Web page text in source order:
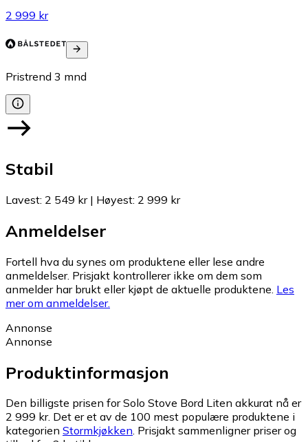
2 999 kr
Pristrend 3 mnd
Stabil
Lavest: 2 549 kr| Høyest: 2 999 kr
Anmeldelser
Fortell hva du synes om produktene eller lese andre
anmeldelser. Prisjakt kontrollerer ikke om dem som
anmelder har brukt eller kjøpt de aktuelle produktene. Les
mer om anmeldelser.
Annonse
Annonse
Produktinformasjon
Den billigste prisen for Solo Stove Bord Liten akkurat nå er
2 999 kr. Det er et av de 100 mest populære produktene i
kategorien Stormkjøkken. Prisjakt sammenligner priser og